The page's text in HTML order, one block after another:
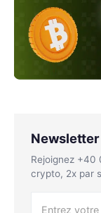
Rejoignez +40
crypto, 2x par